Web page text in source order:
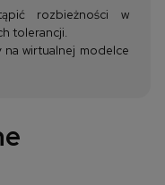
rozbieżności w
tolerancji.
wirtualnej modelce